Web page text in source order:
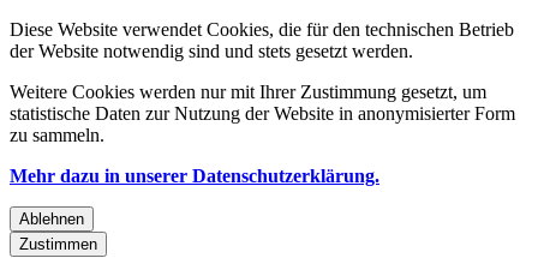
Diese Website verwendet Cookies, die für den technischen Betrieb
der Website notwendig sind und stets gesetzt werden.
Weitere Cookies werden nur mit Ihrer Zustimmung gesetzt, um
statistische Daten zur Nutzung der Website in anonymisierter Form
zu sammeln.
Mehr dazu in unserer Datenschutzerklärung.
Ablehnen
Zustimmen